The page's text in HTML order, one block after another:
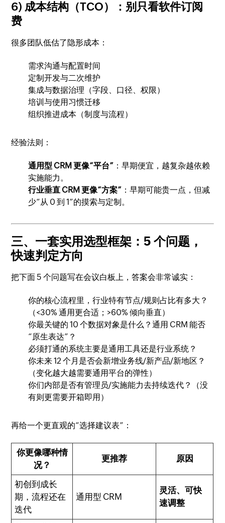
6) 成本结构（TCO）：别只看软件订阅
费
很多团队低估了隐形成本：
需求沟通与配置时间
定制开发与二次维护
集成与数据治理（字段、口径、权限）
培训与使用习惯迁移
组织推进成本（制度与流程）
经验法则：
通用型 CRM 更像“平台” ：早期便宜，越复杂越依赖
实施能力。
行业垂直 CRM 更像“方案” ：早期可能贵一点，但减
少“从 0 到 1”的摸索与定制。
三、一套实用选型框架：5 个问题，
快速判定方向
把下面 5 个问题写在会议白板上，答案会非常诚实：
你的核心流程里，行业特有节点/规则占比有多大？
（<30% 通用更合适；>60% 倾向垂直）
你最关键的 10 个数据对象是什么？通用 CRM 能否
“原生表达”？
必须打通的系统主要是通用工具还是行业系统？
你未来 12 个月是否会新增业务线/新产品/新地区？
（变化越大越需要通用平台的弹性）
你们内部是否有管理员/实施能力去持续迭代？（没
有则更需要开箱即用）
再给一个更直观的“选择建议表”：
你更像哪种情
况？
更推荐 原因
初创到成长
期，流程还在
迭代
通用型 CRM
灵活、可快
速调整